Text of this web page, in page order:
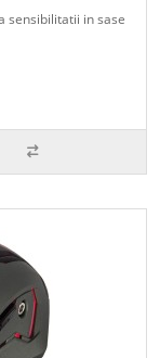
sensibilitatii in sase